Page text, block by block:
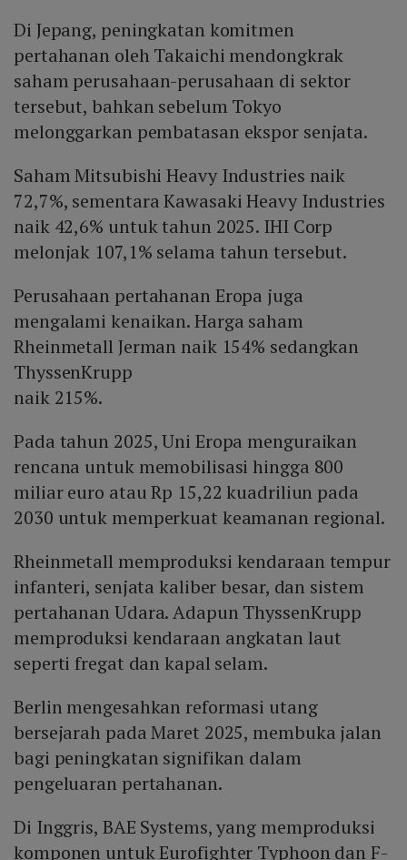
Di Jepang, peningkatan komitmen
pertahanan oleh Takaichi mendongkrak
saham perusahaan-perusahaan di sektor
tersebut, bahkan sebelum Tokyo
melonggarkan pembatasan ekspor senjata.
Saham Mitsubishi Heavy Industries naik
72,7%, sementara Kawasaki Heavy Industries
naik 42,6% untuk tahun 2025. IHI Corp
melonjak 107,1% selama tahun tersebut.
Perusahaan pertahanan Eropa juga
mengalami kenaikan. Harga saham
Rheinmetall Jerman naik 154% sedangkan
ThyssenKrupp
naik 215%.
Pada tahun 2025, Uni Eropa menguraikan
rencana untuk memobilisasi hingga 800
miliar euro atau Rp 15,22 kuadriliun pada
2030 untuk memperkuat keamanan regional.
Rheinmetall memproduksi kendaraan tempur
infanteri, senjata kaliber besar, dan sistem
pertahanan Udara. Adapun ThyssenKrupp
memproduksi kendaraan angkatan laut
seperti fregat dan kapal selam.
Berlin mengesahkan reformasi utang
bersejarah pada Maret 2025, membuka jalan
bagi peningkatan signifikan dalam
pengeluaran pertahanan.
Di Inggris, BAE Systems, yang memproduksi
komponen untuk Eurofighter Typhoon dan F-